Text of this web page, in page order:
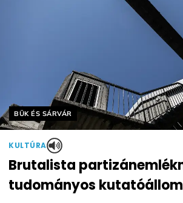
Helyszín címkék:
BÜK ÉS SÁRVÁR
KULTÚRA
Brutalista
tudományos